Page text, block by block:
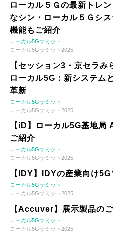
ローカル５Ｇの最新トレ
なシン・ローカル５Ｇシ
機能もご紹介
ローカル5Gサミット
ローカル5Gサミット2025
【セッション3・京セラ
ローカル5G：新システム
革新
ローカル5Gサミット
ローカル5Gサミット2025
【iD】ローカル5G基地
ご紹介
ローカル5Gサミット
ローカル5Gサミット2025
【IDY】IDYの産業向け
ローカル5Gサミット
ローカル5Gサミット2025
【Accuver】展示製品の
ローカル5Gサミット
ローカル5Gサミット2025